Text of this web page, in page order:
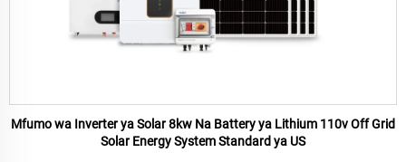
Mfumo wa Inverter ya Solar 8kw Na Battery ya Lithium 110v Off Grid
Solar Energy System Standard ya US